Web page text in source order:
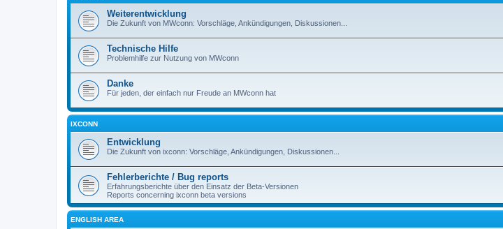
Weiterentwicklung
Die Zukunft von MWconn: Vorschläge, Ankündigungen, Diskussionen...
Technische Hilfe
Problemhilfe zur Nutzung von MWconn
Danke
Für jeden, der einfach nur Freude an MWconn hat
IXCONN
Entwicklung
Die Zukunft von ixconn: Vorschläge, Ankündigungen, Diskussionen...
Fehlerberichte / Bug reports
Erfahrungsberichte über den Einsatz der Beta-Versionen
Reports concerning ixconn beta versions
ENGLISH AREA